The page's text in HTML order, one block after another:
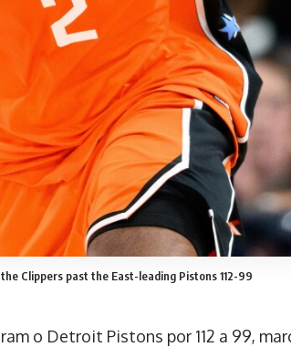
Clippers past the East-leading Pistons 112-99
o Detroit Pistons por 112 a 99,